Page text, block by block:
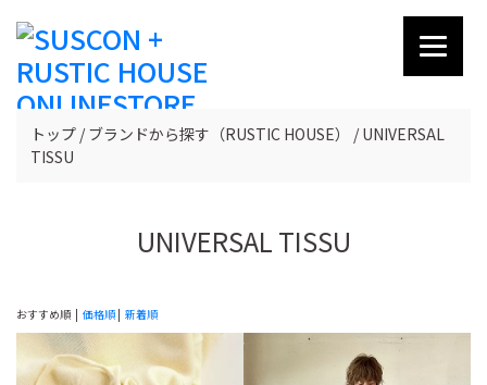
トップ ブランドから探す（RUSTIC HOUSE）
UNIVERSAL
TISSU
UNIVERSAL TISSU
おすすめ順 | 価格順 | 新着順